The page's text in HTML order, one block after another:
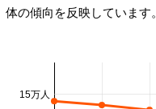
体の傾向を反映しています。
15万人